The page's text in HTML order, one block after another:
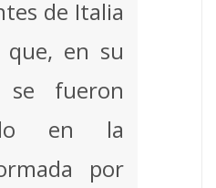
de Italia
que, en su
se fueron
en la
por